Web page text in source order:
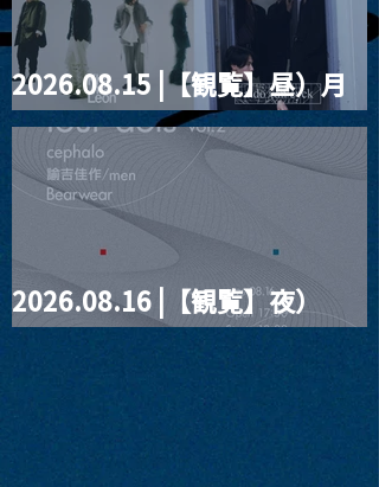
2026.08.15 |【観覧】昼）月
見ルpre.『POLYHEDRON』
2026.08.16 |【観覧】夜）
four dots vol.2